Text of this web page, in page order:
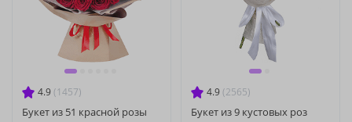
4.9 (1457)
Букет из 51 красной розы
4.9 (2565)
Букет из 9 кустовых роз